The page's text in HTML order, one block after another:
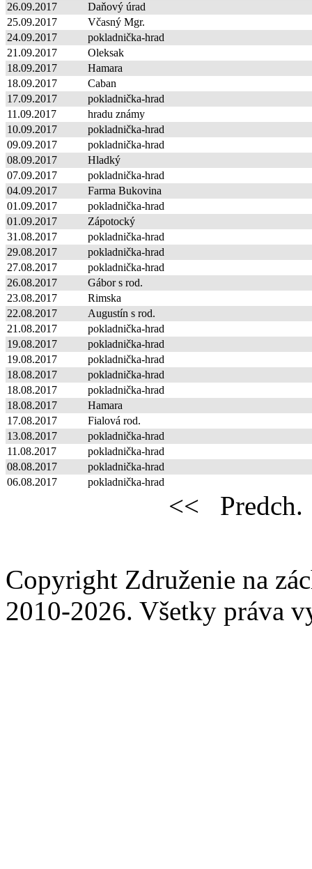
26.09.2017
Daňový úrad
25.09.2017
Včasný Mgr.
24.09.2017
pokladnička-hrad
21.09.2017
Oleksak
18.09.2017
Hamara
18.09.2017
Caban
17.09.2017
pokladnička-hrad
11.09.2017
hradu známy
10.09.2017
pokladnička-hrad
09.09.2017
pokladnička-hrad
08.09.2017
Hladký
07.09.2017
pokladnička-hrad
04.09.2017
Farma Bukovina
01.09.2017
pokladnička-hrad
01.09.2017
Zápotocký
31.08.2017
pokladnička-hrad
29.08.2017
pokladnička-hrad
27.08.2017
pokladnička-hrad
26.08.2017
Gábor s rod.
23.08.2017
Rimska
22.08.2017
Augustín s rod.
21.08.2017
pokladnička-hrad
19.08.2017
pokladnička-hrad
19.08.2017
pokladnička-hrad
18.08.2017
pokladnička-hrad
18.08.2017
pokladnička-hrad
18.08.2017
Hamara
17.08.2017
Fialová rod.
13.08.2017
pokladnička-hrad
11.08.2017
pokladnička-hrad
08.08.2017
pokladnička-hrad
06.08.2017
pokladnička-hrad
<< Predch.
Copyright Združenie na
2010-2026. Všetky práva